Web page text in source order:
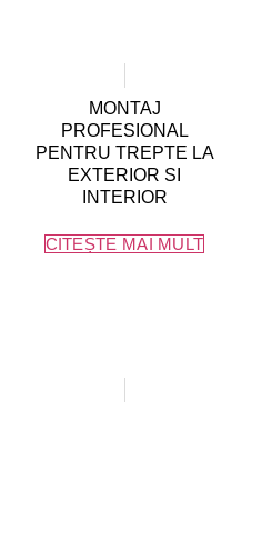
MONTAJ
PROFESIONAL
PENTRU TREPTE LA
EXTERIOR SI
INTERIOR
CITEȘTE MAI MULT